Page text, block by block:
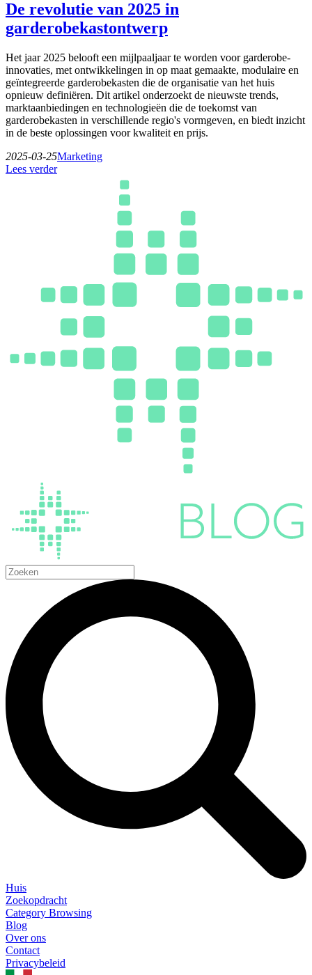
De revolutie van 2025 in
garderobekastontwerp
Het jaar 2025 belooft een mijlpaaljaar te worden voor garderobe-
innovaties, met ontwikkelingen in op maat gemaakte, modulaire en
geïntegreerde garderobekasten die de organisatie van het huis
opnieuw definiëren. Dit artikel onderzoekt de nieuwste trends,
marktaanbiedingen en technologieën die de toekomst van
garderobekasten in verschillende regio's vormgeven, en biedt inzicht
in de beste oplossingen voor kwaliteit en prijs.
2025-03-25Marketing
Lees verder
Huis
Zoekopdracht
Category Browsing
Blog
Over ons
Contact
Privacybeleid